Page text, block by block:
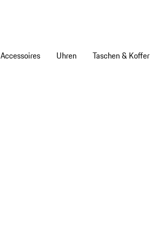
Accessoires Uhren Taschen & Koffer